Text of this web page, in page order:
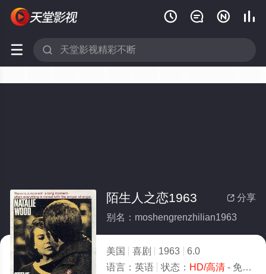
   
 
 分享
陌生人之恋1963
别名：moshengrenzhilian1963
美国 喜剧 1963
6.0
语言： 英语 状态： HD/高清- 免费在线观看